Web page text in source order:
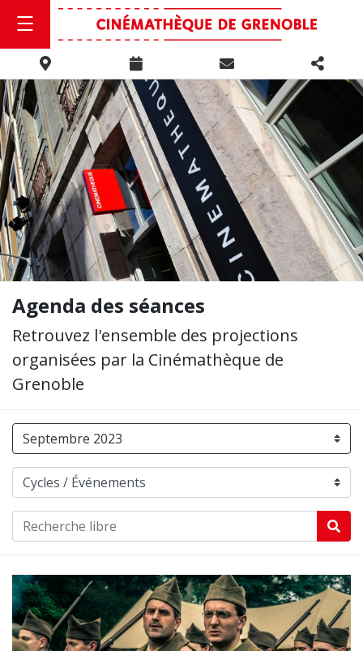
Agenda des séances
Retrouvez l'ensemble des projections
organisées par la Cinémathèque de
Grenoble